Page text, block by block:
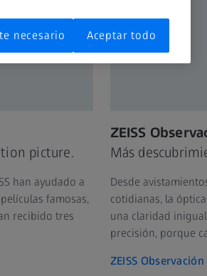
picture.
han ayudado a
famosas,
recibido tres
ZEISS
Más
Desde
cotidianas, la
una claridad
precisión, porque
ZEISS
necesario Aceptar todo